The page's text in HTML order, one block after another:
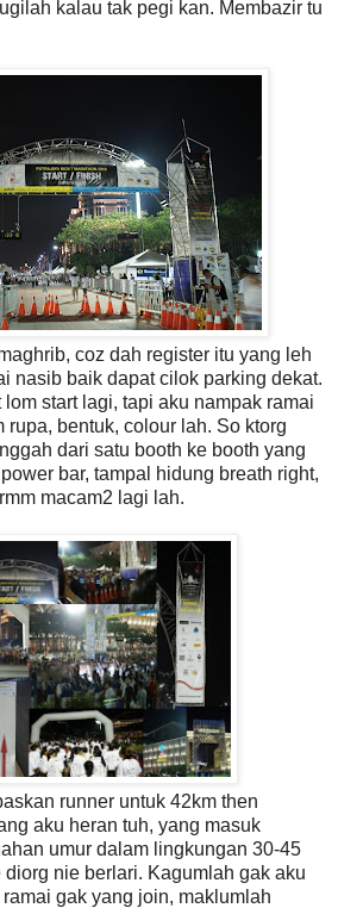
kalau tak pegi kan. Membazir tu
coz dah register itu yang leh
nasib baik dapat cilok parking dekat.
start lagi, tapi aku nampak ramai
rupa, bentuk, colour lah. So ktorg
dari satu booth ke booth yang
bar, tampal hidung breath right,
macam2 lagi lah.
runner untuk 42km then
aku heran tuh, yang masuk
umur dalam lingkungan 30-45
nie berlari. Kagumlah gak aku
gak yang join, maklumlah